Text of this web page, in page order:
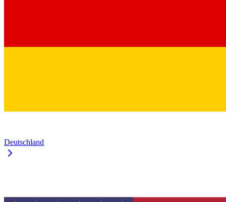
Deutschland